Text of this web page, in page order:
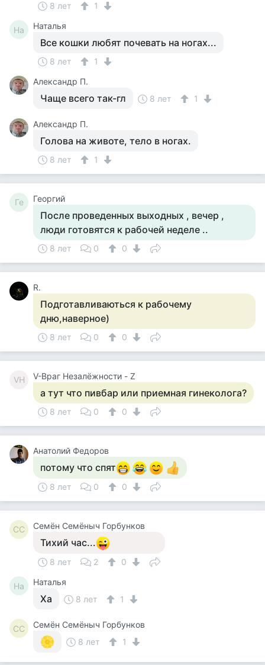
8 лет 1
На Наталья
Все кошки любят почевать на ногах...
8 лет
1
Александр П.
Чаще всего так-гл 8 лет 1
Александр П.
Голова на животе, тело в ногах.
8 лет 1
Ге Георгий
После проведенных выходных , вечер ,
люди готовятся к рабочей неделе ..
8 лет 0 0
R.
Подготавливаються к рабочему
дню,наверное)
8 лет 0 0
VН V-Враг Незалёжности - Z
а тут что пивбар или приемная гинеколога?
8 лет 0 0
Анатолий Федоров
потому что спят
8 лет 0 0
СС Семён Семёныч Горбунков
Тихий час...
8 лет 2 0
На Наталья
Ха 8 лет 1
СС
Семён Семёныч Горбунков
8 лет
1